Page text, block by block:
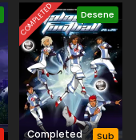
COMPLETED Desene
Completed Sub